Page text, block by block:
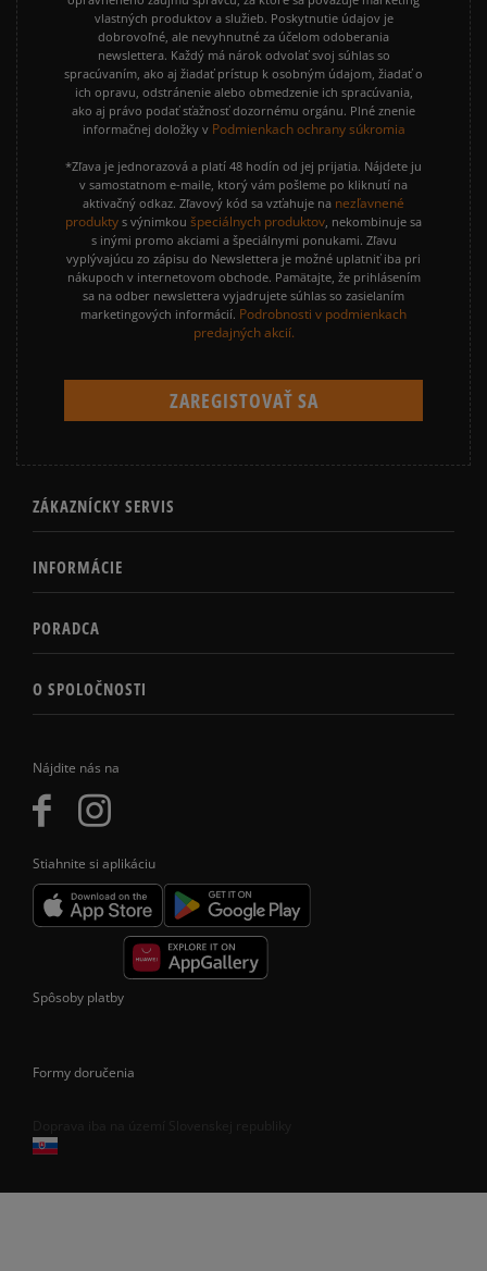
Nájdite nás na
Stiahnite si aplikáciu
vlastných produktov a služieb. Poskytnutie údajov je
dobrovoľné, ale nevyhnutné za účelom odoberania
newslettera. Každý má nárok odvolať svoj súhlas so
spracúvaním, ako aj žiadať prístup k osobným údajom, žiadať o
ich opravu, odstránenie alebo obmedzenie ich spracúvania,
ako aj právo podať sťažnosť dozornému orgánu. Plné znenie
informačnej doložky v Podmienkach ochrany súkromia
*Zľava je jednorazová a platí 48 hodín od jej prijatia. Nájdete ju
v samostatnom e-maile, ktorý vám pošleme po kliknutí na
aktivačný odkaz. Zľavový kód sa vzťahuje na nezľavnené
produkty s výnimkou špeciálnych produktov, nekombinuje sa
s inými promo akciami a špeciálnymi ponukami. Zľavu
vyplývajúcu zo zápisu do Newslettera je možné uplatniť iba pri
nákupoch v internetovom obchode. Pamätajte, že prihlásením
sa na odber newslettera vyjadrujete súhlas so zasielaním
marketingových informácií. Podrobnosti v podmienkach
predajných akcií.
ZÁKAZNÍCKY SERVIS
INFORMÁCIE
PORADCA
O SPOLOČNOSTI
Spôsoby platby
Formy doručenia